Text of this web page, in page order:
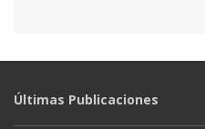
Últimas Publicaciones